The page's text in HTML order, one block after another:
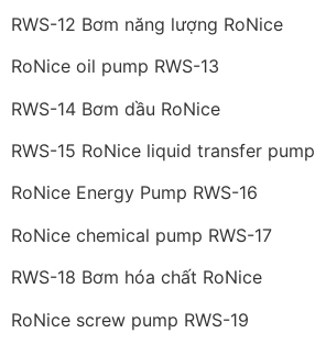
RWS-12 Bơm năng lượng RoNice
RoNice oil pump RWS-13
RWS-14 Bơm dầu RoNice
RWS-15 RoNice liquid transfer pump
RoNice Energy Pump RWS-16
RoNice chemical pump RWS-17
RWS-18 Bơm hóa chất RoNice
RoNice screw pump RWS-19